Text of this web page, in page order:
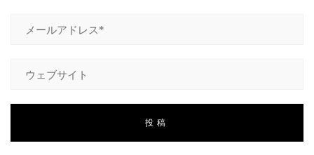
INFORMATION
BLOG